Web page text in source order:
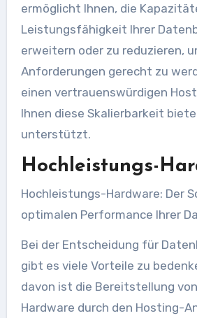
ermöglicht Ihnen, die
Leistungsfähigkeit Ihrer
erweitern oder zu reduzieren,
Anforderungen gerecht zu
einen vertrauenswürdigen
Ihnen diese Skalierbarkeit
unterstützt.
Hochleistungs-
Hochleistungs-Hardware: Der
optimalen Performance Ihrer
Bei der Entscheidung für
gibt es viele Vorteile zu
davon ist die Bereitstellung
Hardware durch den Hosting-